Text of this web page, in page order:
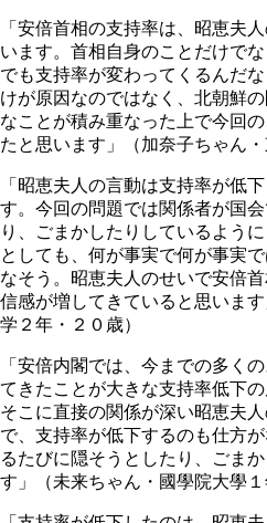
「安倍首相の支持率は、昭恵夫
います。首相自身のことだけで
でも支持率が変わってくるんだ
けが原因なのではなく、北朝鮮
なことが積み重なった上で今回
たと思います」（加奈子ちゃん
「昭恵夫人の言動は支持率が低
す。今回の問題では関係者が国
り、ごまかしたりしているよう
としても、何が事実で何が事実
なそう。昭恵夫人のせいで安倍
信感が増してきていると思いま
学２年・２０歳）
「安倍内閣では、今までの多く
てきたことが大きな支持率低下
そこに直接の関係が深い昭恵夫
で、支持率が低下するのも仕方
るたびに隠そうとしたり、ごま
す」（未来ちゃん・國學院大學１